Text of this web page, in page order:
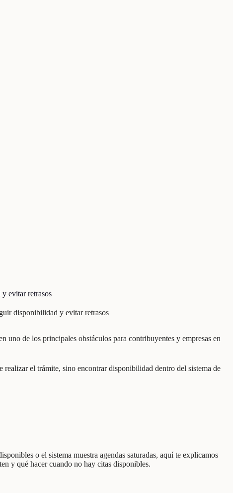
evitar retrasos
disponibilidad y evitar retrasos
uno de los principales obstáculos para contribuyentes y empresas en
realizar el trámite, sino encontrar disponibilidad dentro del sistema de
o el sistema muestra agendas saturadas, aquí te explicamos
y qué hacer cuando no hay citas disponibles.